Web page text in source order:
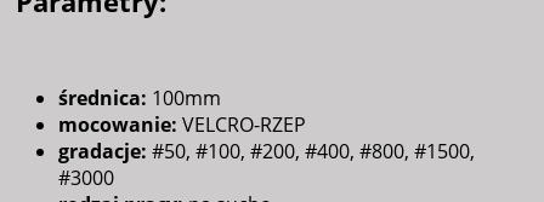
średnica: 100mm
mocowanie: VELCRO-RZEP
gradacje: #50, #100, #200, #400, #800, #1500,
#3000